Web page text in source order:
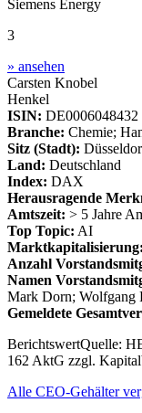
Siemens Energy
3
» ansehen
Carsten Knobel
Henkel
ISIN: DE0006048432
Branche: Chemie;
Sitz (Stadt):
Land: Deutschland
Index: DAX
Herausragende
Amtszeit: > 5 Jahre
Top Topic: AI
Marktkapitalisierung:
Anzahl
Namen
Mark Dorn; Wolfgang
Gemeldete
BerichtswertQuelle:
162 AktG zzgl.
Alle CEO-Gehälter